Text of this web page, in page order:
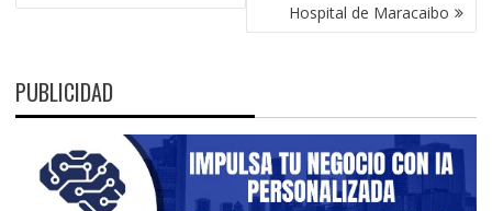
Hospital de Maracaibo
PUBLICIDAD